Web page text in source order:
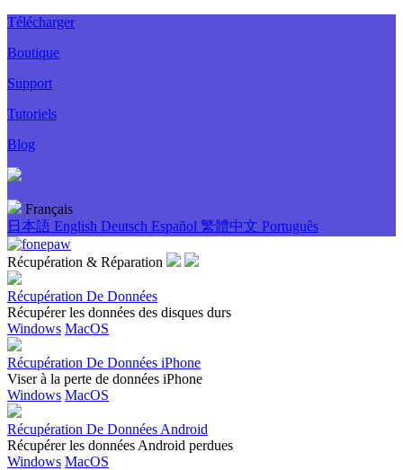
Télécharger
Boutique
Support
Tutoriels
Blog
Français
日本語 English Deutsch Español 繁體中文 Português
Récupération & Réparation
Récupération De Données
Récupérer les données des disques durs
Windows MacOS
Récupération De Données iPhone
Viser à la perte de données iPhone
Windows MacOS
Récupération De Données Android
Récupérer les données Android perdues
Windows MacOS